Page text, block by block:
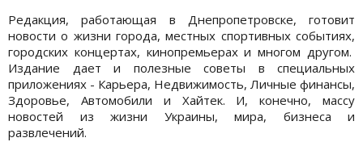
Редакция, работающая в Днепропетровске, готовит
новости о жизни города, местных спортивных событиях,
городских концертах, кинопремьерах и многом другом.
Издание дает и полезные советы в специальных
приложениях - Карьера, Недвижимость, Личные финансы,
Здоровье, Автомобили и Хайтек. И, конечно, массу
новостей из жизни Украины, мира, бизнеса и
развлечений.